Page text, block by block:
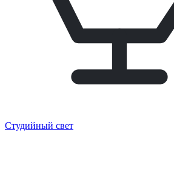
Студийный свет